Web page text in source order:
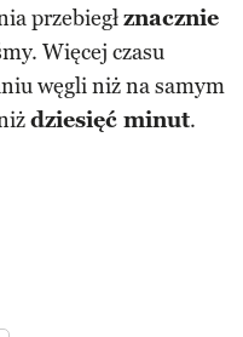
przebiegłznacznie
Więcej czasu
węgli niż na samym
dziesięć minut.